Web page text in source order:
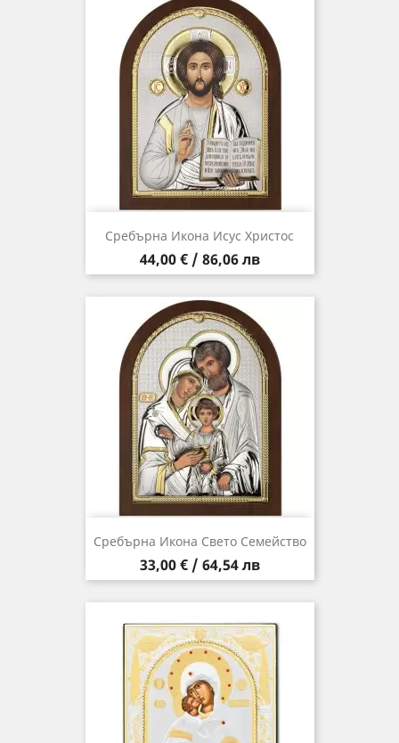
Сребърна Икона Исус Христос
Цена
44,00 € / 86,06 лв
Сребърна Икона Свето Семейство
Цена
33,00 € / 64,54 лв